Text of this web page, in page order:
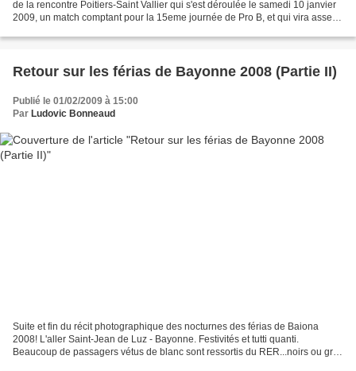
de la rencontre Poitiers-Saint Vallier qui s'est déroulée le samedi 10 janvier
2009, un match comptant pour la 15eme journée de Pro B, et qui vira assez
Retour sur les férias de Bayonne 2008 (Partie II)
Publié le 01/02/2009 à 15:00
Par Ludovic Bonneaud
Suite et fin du récit photographique des nocturnes des férias de Baiona
2008! L'aller Saint-Jean de Luz - Bayonne. Festivités et tutti quanti.
Beaucoup de passagers vétus de blanc sont ressortis du RER...noirs ou gris.